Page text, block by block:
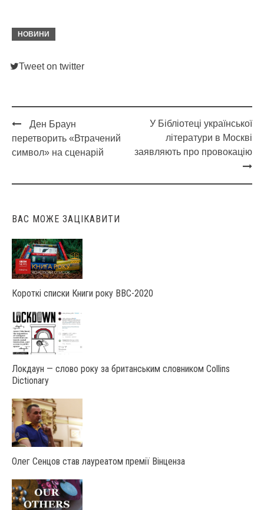
НОВИНИ
Tweet on twitter
Post
navigation
Ден Браун
перетворить «Втрачений
символ» на сценарій
У Бібліотеці української
літератури в Москві
заявляють про провокацію
ВАС МОЖЕ ЗАЦІКАВИТИ
Короткі списки Книги року ВВС-2020
Локдаун — слово року за британським словником Collins
Dictionary
Олег Сенцов став лауреатом премії Вінценза